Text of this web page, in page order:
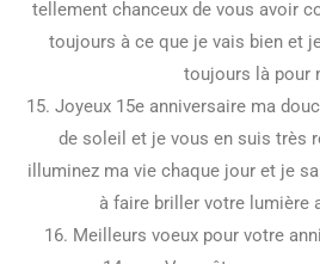
tellement chanceux de vous avoir
toujours à ce que je vais bien et
toujours là pour
15. Joyeux 15e anniversaire ma
de soleil et je vous en suis très
illuminez ma vie chaque jour et je
à faire briller votre lumière
16. Meilleurs voeux pour votre